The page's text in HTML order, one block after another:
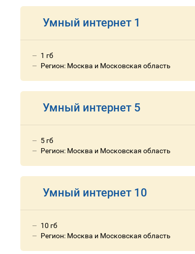
Умный интернет 1
1 гб
Регион: Москва и Московская область
Умный интернет 5
5 гб
Регион: Москва и Московская область
Умный интернет 10
10 гб
Регион: Москва и Московская область